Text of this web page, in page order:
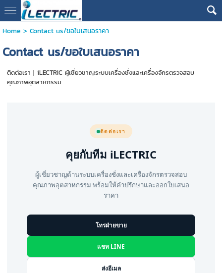
Home > Contact us/ขอใบเสนอราคา
Contact us/ขอใบเสนอราคา
ติดต่อเรา | iLECTRIC ผู้เชี่ยวชาญระบบเครื่องชั่งและเครื่องจักรตรวจสอบ
คุณภาพอุตสาหกรรม
ติดต่อเรา
คุยกับทีม iLECTRIC
ผู้เชี่ยวชาญด้านระบบเครื่องชั่งและเครื่องจักรตรวจสอบ
คุณภาพอุตสาหกรรม พร้อมให้คำปรึกษาและออกใบเสนอ
ราคา
โทรฝ่ายขาย
แชท LINE
ส่งอีเมล